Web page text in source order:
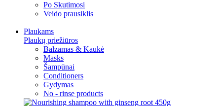
Po Skutimosi
Veido prausiklis
Plaukams
Plaukų priežiūros
Balzamas & Kaukė
Masks
Šampūnai
Conditioners
Gydymas
No - rinse products